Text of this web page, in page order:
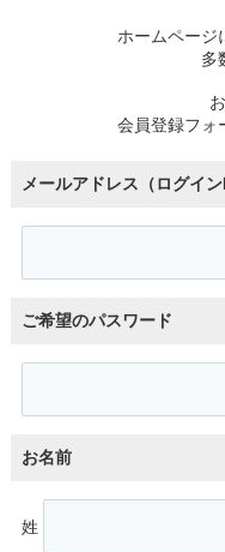
ホームページ
多
会員登録フォ
メールアドレス（ログイン
ご希望のパスワード
お名前
姓